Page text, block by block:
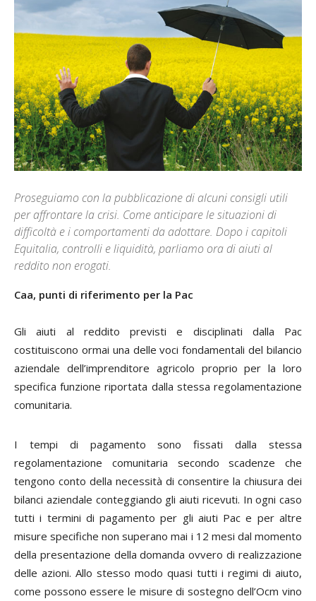
Proseguiamo con la pubblicazione di alcuni consigli utili
per affrontare la crisi. Come anticipare le situazioni di
difficoltà e i comportamenti da adottare. Dopo i capitoli
Equitalia, controlli e liquidità, parliamo ora di aiuti al
reddito non erogati.
Caa, punti di riferimento per la Pac
Gli aiuti al reddito previsti e disciplinati dalla Pac
costituiscono ormai una delle voci fondamentali del bilancio
aziendale dell’imprenditore agricolo proprio per la loro
specifica funzione riportata dalla stessa regolamentazione
comunitaria.
I tempi di pagamento sono fissati dalla stessa
regolamentazione comunitaria secondo scadenze che
tengono conto della necessità di consentire la chiusura dei
bilanci aziendale conteggiando gli aiuti ricevuti. In ogni caso
tutti i termini di pagamento per gli aiuti Pac e per altre
misure specifiche non superano mai i 12 mesi dal momento
della presentazione della domanda ovvero di realizzazione
delle azioni. Allo stesso modo quasi tutti i regimi di aiuto,
come possono essere le misure di sostegno dell’Ocm vino